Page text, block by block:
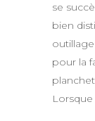
se
bien
pour la
Lorsque